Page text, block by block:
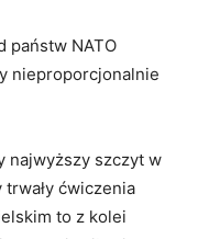
państw NATO
nieproporcjonalnie
najwyższy szczyt w
ćwiczenia
to z kolei